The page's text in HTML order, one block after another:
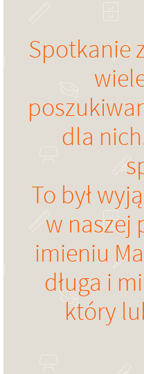
Spotkanie
dla
To był
w naszej
imieniu
długa i
który